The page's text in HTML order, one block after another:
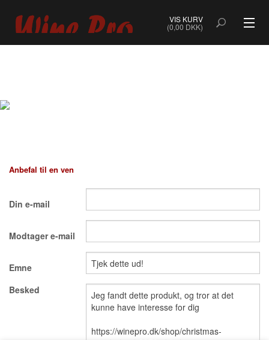
VIS KURV
(0,00 DKK)
DESSERTVIN & PORTVIN
NATURVIN & ORANGEVIN
ØKOLOGISK VIN
VINE MED AWARDS
Anbefal til en ven
Din e-mail
Modtager e-mail
Emne
Besked